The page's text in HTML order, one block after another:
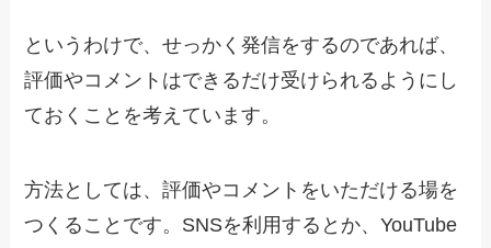
というわけで、せっかく発信をするのであれば、
評価やコメントはできるだけ受けられるようにし
ておくことを考えています。
方法としては、評価やコメントをいただける場を
つくることです。SNSを利用するとか、YouTube